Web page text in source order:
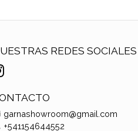
REDES SOCIALES
garnashowroom@gmail.com
+541154644552